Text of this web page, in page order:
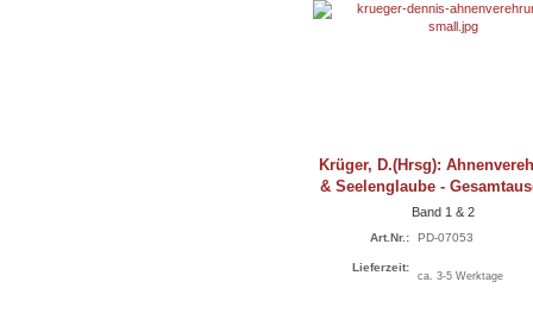
Krüger, D.(Hrsg):
& Seelenglaube -
Band 1 & 2
Art.Nr.: PD-07053
Lieferzeit:
ca. 3-5 Werktage